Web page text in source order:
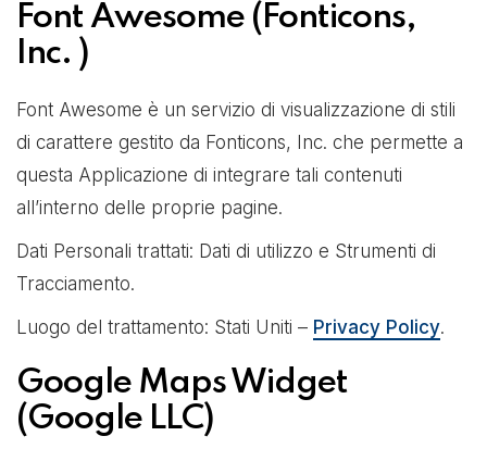
Font Awesome (Fonticons,
Inc. )
Font Awesome è un servizio di visualizzazione di stili
di carattere gestito da Fonticons, Inc. che permette a
questa Applicazione di integrare tali contenuti
all’interno delle proprie pagine.
Dati Personali trattati: Dati di utilizzo e Strumenti di
Tracciamento.
Luogo del trattamento: Stati Uniti – Privacy Policy.
Google Maps Widget
(Google LLC)